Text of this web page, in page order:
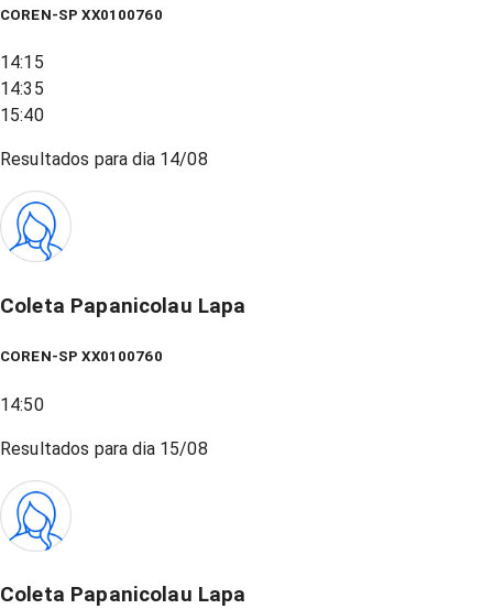
COREN-SP XX0100760
14:15
14:35
15:40
Resultados para dia 14/08
Coleta Papanicolau Lapa
COREN-SP XX0100760
14:50
Resultados para dia 15/08
Coleta Papanicolau Lapa